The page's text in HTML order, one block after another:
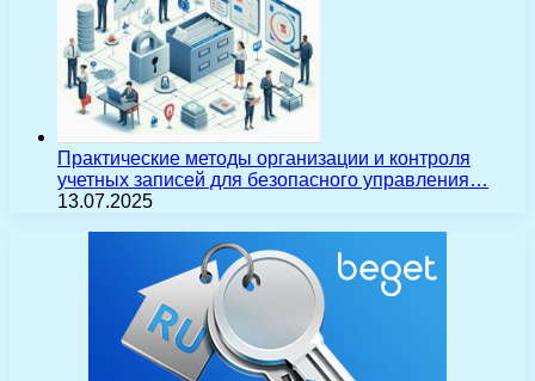
Практические методы организации и контроля
учетных записей для безопасного управления…
13.07.2025